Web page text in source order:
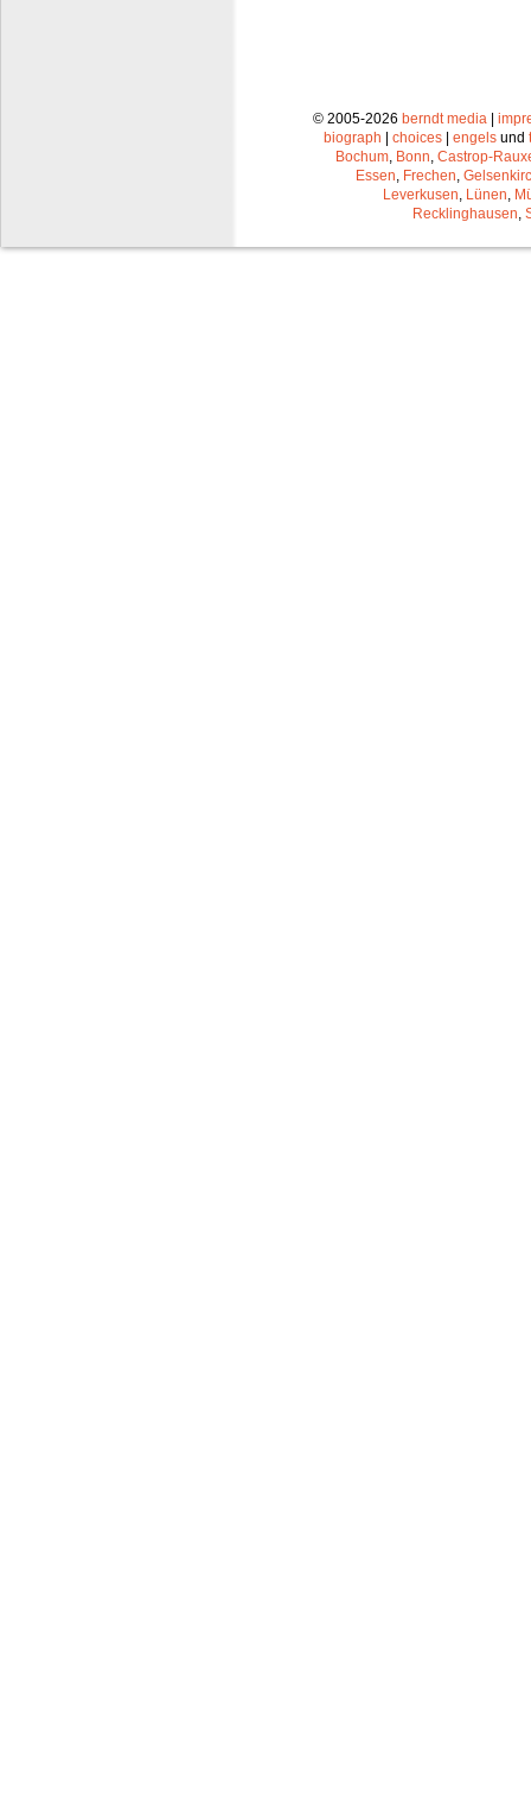
© 2005-2026 berndt media |
biograph | choices | engels und
Bochum Bonn Castrop-
Essen Frechen
Leverkusen Lünen
Recklinghausen